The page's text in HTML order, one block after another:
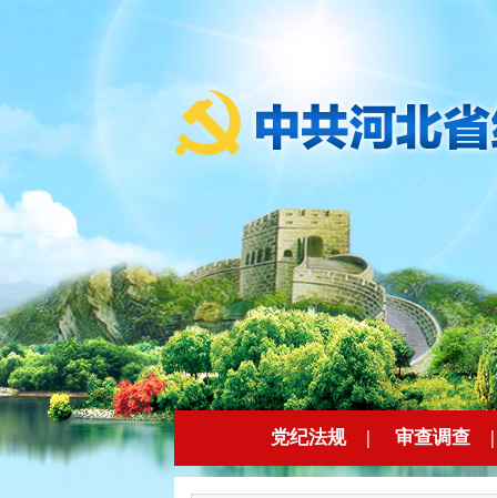
党纪法规 | 审查调查